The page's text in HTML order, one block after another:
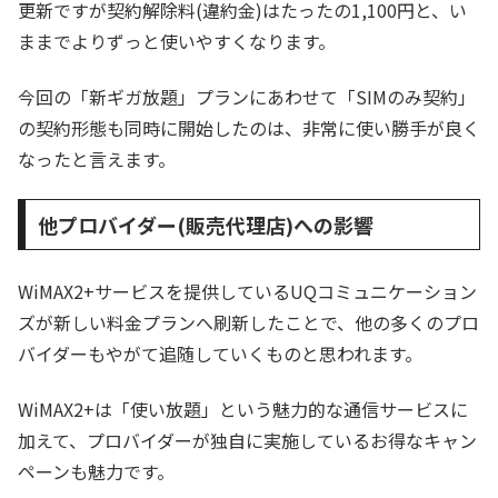
更新ですが契約解除料(違約金)はたったの1,100円と、い
ままでよりずっと使いやすくなります。
今回の「新ギガ放題」プランにあわせて「SIMのみ契約」
の契約形態も同時に開始したのは、非常に使い勝手が良く
なったと言えます。
他プロバイダー(販売代理店)への影響
WiMAX2+サービスを提供しているUQコミュニケーション
ズが新しい料金プランへ刷新したことで、他の多くのプロ
バイダーもやがて追随していくものと思われます。
WiMAX2+は「使い放題」という魅力的な通信サービスに
加えて、プロバイダーが独自に実施しているお得なキャン
ペーンも魅力です。